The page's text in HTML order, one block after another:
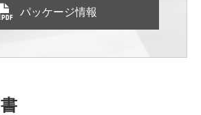
パッケージ情報